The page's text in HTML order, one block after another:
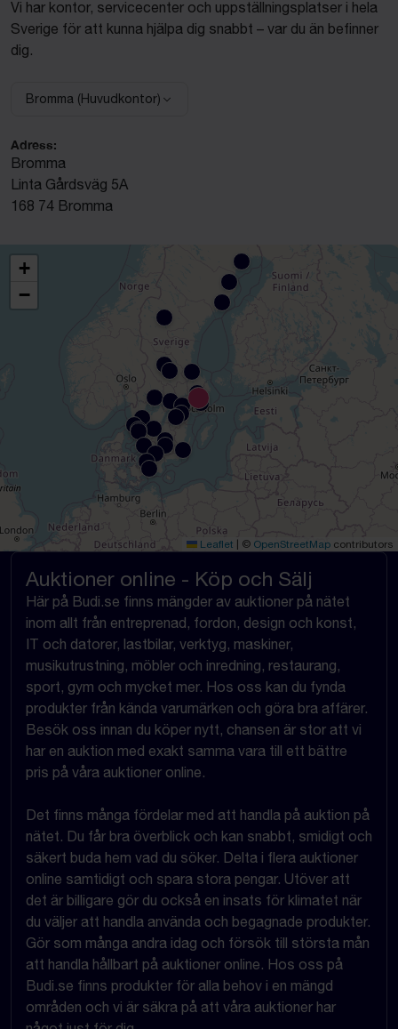
Vi har kontor, servicecenter och uppställningsplatser i hela
Sverige för att kunna hjälpa dig snabbt – var du än befinner
dig.
Välj anläggning:
Bromma (Huvudkontor)
Adress:
Bromma
Linta Gårdsväg 5A
168 74 Bromma
+
−
Leaflet © OpenStreetMap contributors
Auktioner online - Köp och Sälj
Här på Budi.se finns mängder av auktioner på nätet
inom allt från entreprenad, fordon, design och konst,
IT och datorer, lastbilar, verktyg, maskiner,
musikutrustning, möbler och inredning, restaurang,
sport, gym och mycket mer. Hos oss kan du fynda
produkter från kända varumärken och göra bra affärer.
Besök oss innan du köper nytt, chansen är stor att vi
har en auktion med exakt samma vara till ett bättre
pris på våra auktioner online.
Det finns många fördelar med att handla på auktion på
nätet. Du får bra överblick och kan snabbt, smidigt och
säkert buda hem vad du söker. Delta i flera auktioner
online samtidigt och spara stora pengar. Utöver att
det är billigare gör du också en insats för klimatet när
du väljer att handla använda och begagnade produkter.
Gör som många andra idag och försök till största mån
att handla hållbart på auktioner online. Hos oss på
Budi.se finns produkter för alla behov i en mängd
områden och vi är säkra på att våra auktioner har